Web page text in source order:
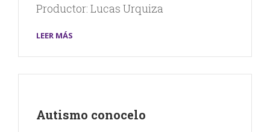
Productor: Lucas Urquiza
LEER MÁS
Autismo conocelo